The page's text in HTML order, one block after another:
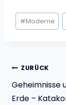
Schlagworte:
#Moderne
ZURÜCK
Geheimnisse
Erde –